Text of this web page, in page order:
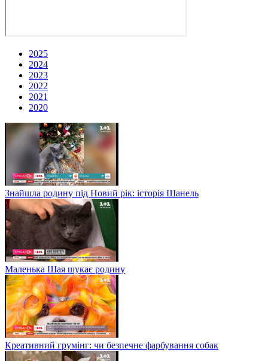
2025
2024
2023
2022
2021
2020
Знайшла родину під Новий рік: історія Шанель
Маленька Шая шукає родину
Креативний грумінг: чи безпечне фарбування собак